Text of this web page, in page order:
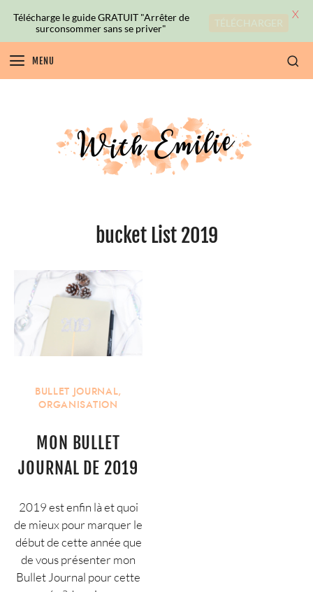
MENU
bucket List 2019
BULLET JOURNAL,
ORGANISATION
MON BULLET
JOURNAL DE 2019
2019 est enfin là et quoi
de mieux pour marquer le
début de cette année que
de vous présenter mon
Bullet Journal pour cette
Télécharge le guide GRATUIT "Arrêter de
surconsommer sans se priver"
TÉLÉCHARGER
X